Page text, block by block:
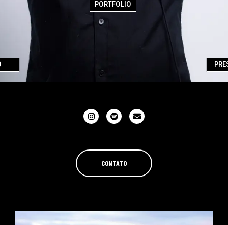
PORTFOLIO
CONTATO